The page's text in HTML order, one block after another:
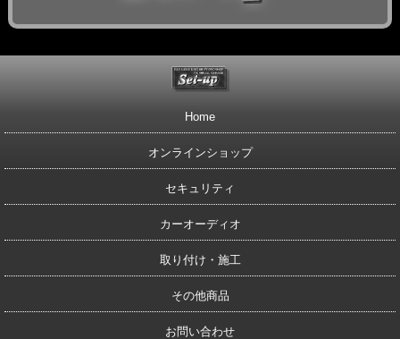
Home
オンラインショップ
セキュリティ
カーオーディオ
取り付け・施工
その他商品
お問い合わせ